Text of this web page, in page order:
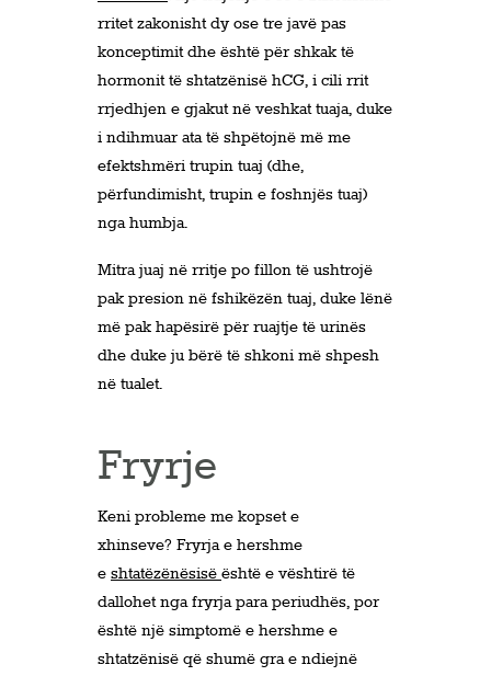
rritet zakonisht dy ose tre javë pas
konceptimit dhe është për shkak të
hormonit të shtatzënisë hCG, i cili rrit
rrjedhjen e gjakut në veshkat tuaja, duke
i ndihmuar ata të shpëtojnë më me
efektshmëri trupin tuaj (dhe,
përfundimisht, trupin e foshnjës tuaj)
nga humbja.
Mitra juaj në rritje po fillon të ushtrojë
pak presion në fshikëzën tuaj, duke lënë
më pak hapësirë ​​për ruajtje të urinës
dhe duke ju bërë të shkoni më shpesh
në tualet.
Fryrje
Keni probleme me kopset e
xhinseve? Fryrja e hershme
e shtatëzënësisë është e vështirë të
dallohet nga fryrja para periudhës, por
është një simptomë e hershme e
shtatzënisë që shumë gra e ndiejnë